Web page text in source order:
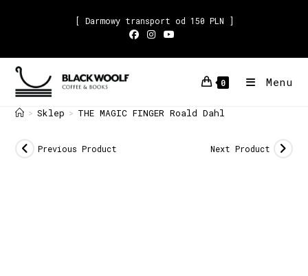
[ Darmowy transport od 150 PLN ]
0 Menu
> Sklep > THE MAGIC FINGER Roald Dahl
Previous Product Next Product